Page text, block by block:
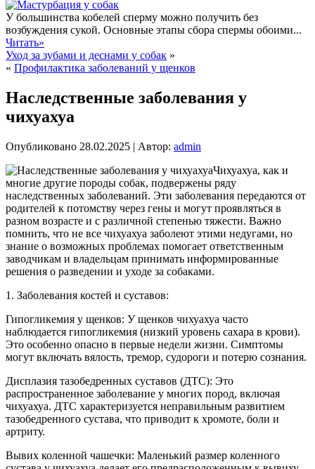
У большинства кобелей сперму можно получить без
возбуждения сукой. Основные этапы сбора спермы обоими...
Читать»
Уход за зубами и деснами у собак »
« Профилактика заболеваний у щенков
Наследственные заболевания у
чихуахуа
Опубликовано 28.02.2025 | Автор: admin
Чихуахуа, как и
многие другие породы собак, подвержены ряду
наследственных заболеваний. Эти заболевания передаются от
родителей к потомству через гены и могут проявляться в
разном возрасте и с различной степенью тяжести. Важно
помнить, что не все чихуахуа заболеют этими недугами, но
знание о возможных проблемах помогает ответственным
заводчикам и владельцам принимать информированные
решения о разведении и уходе за собаками.
1. Заболевания костей и суставов:
Гипогликемия у щенков: У щенков чихуахуа часто
наблюдается гипогликемия (низкий уровень сахара в крови).
Это особенно опасно в первые недели жизни. Симптомы
могут включать вялость, тремор, судороги и потерю сознания.
Дисплазия тазобедренных суставов (ДТС): Это
распространенное заболевание у многих пород, включая
чихуахуа. ДТС характеризуется неправильным развитием
тазобедренного сустава, что приводит к хромоте, боли и
артриту.
Вывих коленной чашечки: Маленький размер коленного